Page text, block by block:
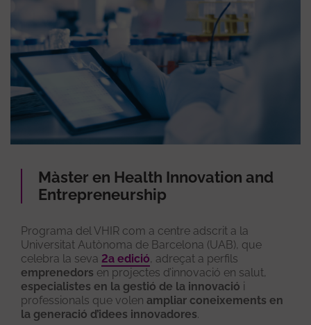
Màster en Health Innovation and
Entrepreneurship
Programa del VHIR com a centre adscrit a la
Universitat Autònoma de Barcelona (UAB), que
celebra la seva 2a edició, adreçat a perfils
emprenedors en projectes d’innovació en salut,
especialistes en la gestió de la innovació i
professionals que volen ampliar coneixements en
la generació d’idees innovadores.